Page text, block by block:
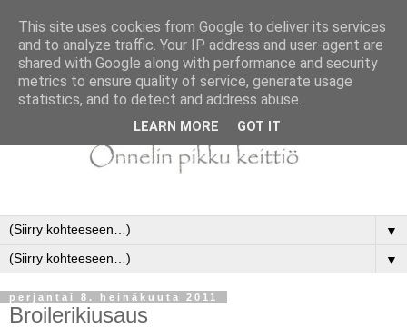
▼
▼
perjantai 8. heinäkuuta 2011
Broilerikiusaus
This site uses cookies from Google to deliver its services
and to analyze traffic. Your IP address and user-agent are
shared with Google along with performance and security
metrics to ensure quality of service, generate usage
statistics, and to detect and address abuse.
LEARN MORE GOT IT